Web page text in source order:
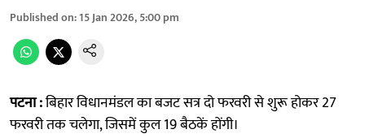
Published on:15 Jan 2026, 5:00 pm
पटना :बिहार विधानमंडल का बजट सत्र दो फरवरी से शुरू होकर 27
फरवरी तक चलेगा, जिसमें कुल 19 बैठकें होंगी।